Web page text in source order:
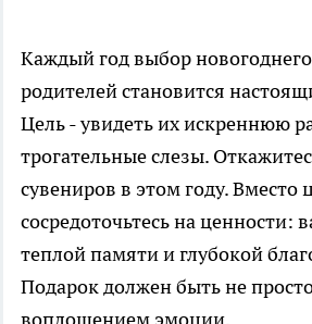
Каждый год выбор
родителей становится
Цель - увидеть их искреннюю
трогательные слезы.
сувениров в этом году. Вместо
сосредоточьтесь на
теплой памяти и глубокой
Подарок должен быть не